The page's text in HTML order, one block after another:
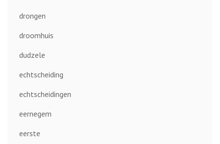
drongen
droomhuis
dudzele
echtscheiding
echtscheidingen
eernegem
eerste